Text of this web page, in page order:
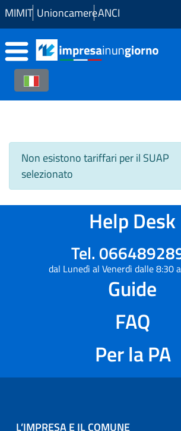
Skip to Main Content
MIMIT UnioncamereANCI
Non esistono tariffari per il SUAP
selezionato
Help Desk
Tel.
dal Lunedì al Venerdì dalle 8:30
Guide
FAQ
Per la PA
L’IMPRESA E IL COMUNE